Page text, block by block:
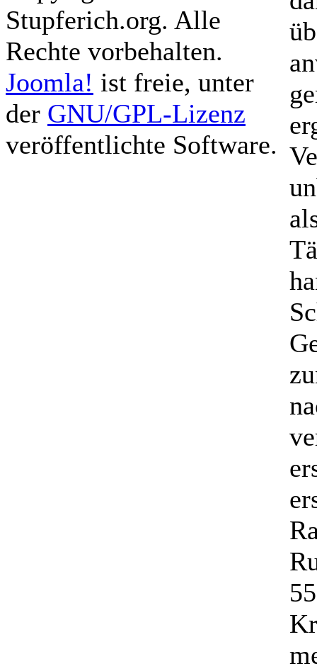
Stupferich.org. Alle
Rechte vorbehalten.
Joomla! ist freie, unter
der GNU/GPL-Lizenz
veröffentlichte Software.